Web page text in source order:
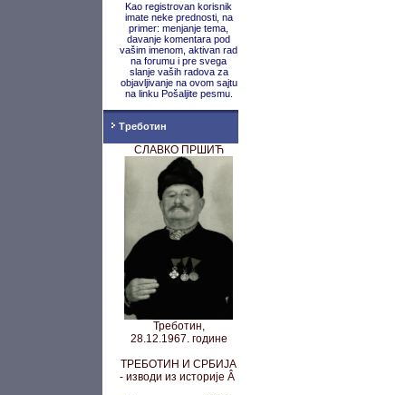
Kao registrovan korisnik
imate neke prednosti, na
primer: menjanje tema,
davanje komentara pod
vašim imenom, aktivan rad
na forumu i pre svega
slanje vaših radova za
objavljivanje na ovom sajtu
na linku Pošaljite pesmu.
Треботин
СЛАВКО ПРШИЋ
Треботин,
28.12.1967. године
ТРЕБОТИН И СРБИЈА
- изводи из историје Â